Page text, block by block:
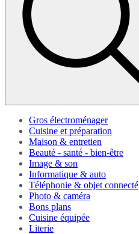
Gros électroménager
Cuisine et préparation
Maison & entretien
Beauté - santé - bien-être
Image & son
Informatique & auto
Téléphonie & objet connecté
Photo & caméra
Bons plans
Cuisine équipée
Literie